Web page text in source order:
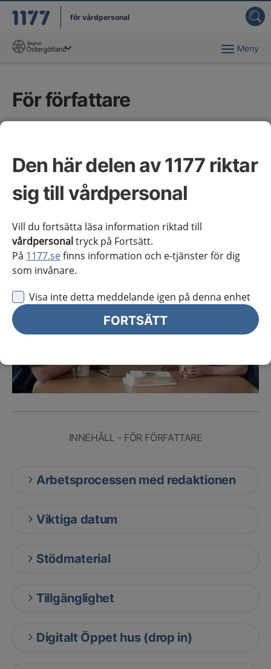
Den här delen av 1177 riktar
sig till vårdpersonal
Vill du fortsätta läsa information riktad till
vårdpersonaltryck på Fortsätt.
På 1177.sefinns information och e-tjänster för dig
som invånare.
Visa inte detta meddelande igen på denna enhet
FORTSÄTT
för vårdpersonal
Du har valt region Meny
För författare
(NAG) med vårdförlopp och kliniska
kunskapsstöd, samt för dem som arbetar med
regionala tillägg till de kliniska kunskapsstöden.
INNEHÅLL - FÖR FÖRFATTARE
Arbetsprocessen med redaktionen
Viktiga datum
Stödmaterial
Tillgänglighet
Digitalt Öppet hus (drop in)